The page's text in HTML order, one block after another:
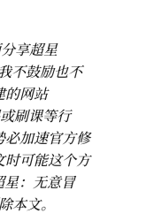
享超星
不鼓励也不
的网站
刷课等行
必加速官方修
时可能这个方
星：无意冒
本文。